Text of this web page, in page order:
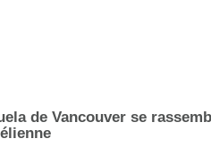
de Vancouver se